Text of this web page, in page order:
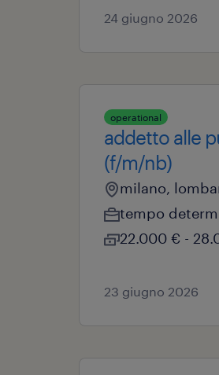
24 giugno 2026
operational
addetto alle
(f/m/nb)
milano,
tempo
22.000 € -
23 giugno 2026